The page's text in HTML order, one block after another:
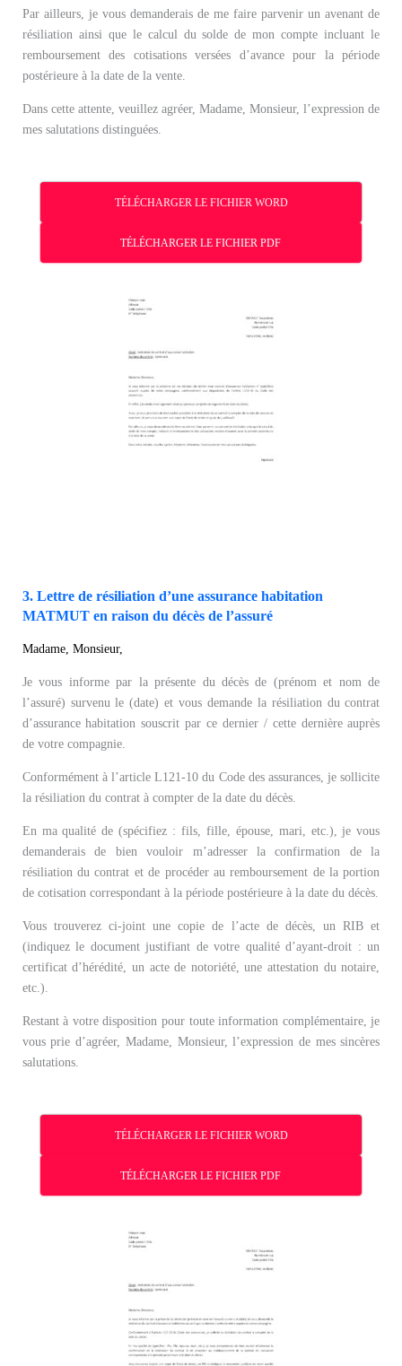
Par ailleurs, je vous demanderais de me faire parvenir un avenant de
résiliation ainsi que le calcul du solde de mon compte incluant le
remboursement des cotisations versées d’avance pour la période
postérieure à la date de la vente.
Dans cette attente, veuillez agréer, Madame, Monsieur, l’expression de
mes salutations distinguées.
TÉLÉCHARGER LE FICHIER WORD
TÉLÉCHARGER LE FICHIER PDF
3. Lettre de résiliation d’une assurance habitation
MATMUT en raison du décès de l’assuré
Madame, Monsieur,
Je vous informe par la présente du décès de (prénom et nom de
l’assuré) survenu le (date) et vous demande la résiliation du contrat
d’assurance habitation souscrit par ce dernier / cette dernière auprès
de votre compagnie.
Conformément à l’article L121-10 du Code des assurances, je sollicite
la résiliation du contrat à compter de la date du décès.
En ma qualité de (spécifiez : fils, fille, épouse, mari, etc.), je vous
demanderais de bien vouloir m’adresser la confirmation de la
résiliation du contrat et de procéder au remboursement de la portion
de cotisation correspondant à la période postérieure à la date du décès.
Vous trouverez ci-joint une copie de l’acte de décès, un RIB et
(indiquez le document justifiant de votre qualité d’ayant-droit : un
certificat d’hérédité, un acte de notoriété, une attestation du notaire,
etc.).
Restant à votre disposition pour toute information complémentaire, je
vous prie d’agréer, Madame, Monsieur, l’expression de mes sincères
salutations.
TÉLÉCHARGER LE FICHIER WORD
TÉLÉCHARGER LE FICHIER PDF